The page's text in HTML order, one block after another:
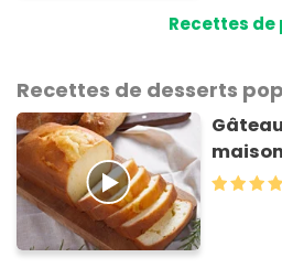
Recettes de
Recettes de desserts
maison